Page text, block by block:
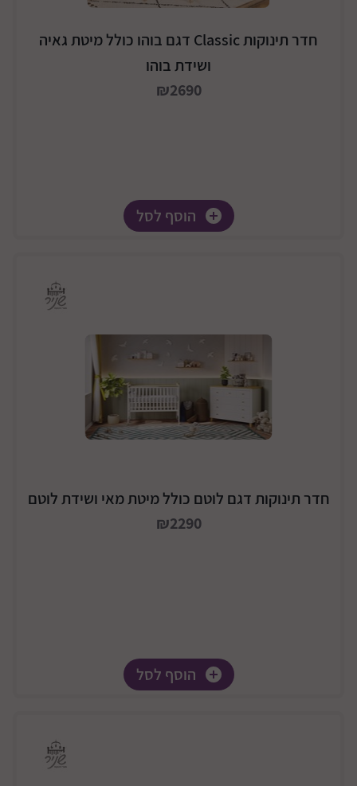
חדר תינוקות Classic דגם בוהו כולל מיטת גאיה
ושידת בוהו
₪2690
הוסף לסל
חדר תינוקות דגם לוטם כולל מיטת מאי ושידת לוטם
₪2290
הוסף לסל